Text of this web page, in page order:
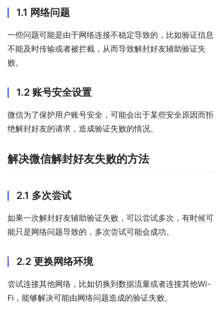
1.1 网络问题
一些问题可能是由于网络连接不稳定导致的，比如验证信息
不能及时传输或者被拦截，从而导致解封好友辅助验证失
败。
1.2 账号安全设置
微信为了保护用户账号安全，可能会出于某些安全原因而拒
绝解封好友的请求，造成验证失败的情况。
解决微信解封好友失败的方法
2.1 多次尝试
如果一次解封好友辅助验证失败，可以尝试多次，有时候可
能只是网络问题导致的，多次尝试可能会成功。
2.2 更换网络环境
尝试连接其他网络，比如切换到数据流量或者连接其他Wi-
Fi，能够解决可能由网络问题造成的验证失败。